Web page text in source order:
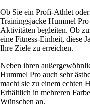
Ob Sie ein Profi-Athlet
Trainingsjacke Hummel
Aktivitäten begleiten. Ob
eine Fitness-Einheit, diese
Ihre Ziele zu erreichen.
Neben ihren
Hummel Pro auch sehr
macht sie zu einem echten
Erhältlich in mehreren
Wünschen an.